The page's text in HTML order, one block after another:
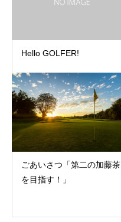
Hello GOLFER!
ごあいさつ「第二の加藤茶
を目指す！」